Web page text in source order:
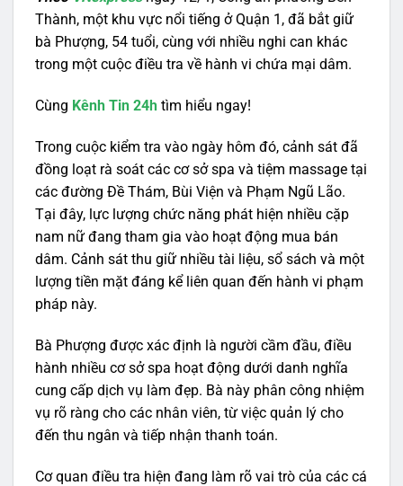
Thành, một khu vực nổi tiếng ở Quận 1, đã bắt giữ
bà Phượng, 54 tuổi, cùng với nhiều nghi can khác
trong một cuộc điều tra về hành vi chứa mại dâm.
Cùng Kênh Tin 24h tìm hiểu ngay!
Trong cuộc kiểm tra vào ngày hôm đó, cảnh sát đã
đồng loạt rà soát các cơ sở spa và tiệm massage tại
các đường Đề Thám, Bùi Viện và Phạm Ngũ Lão.
Tại đây, lực lượng chức năng phát hiện nhiều cặp
nam nữ đang tham gia vào hoạt động mua bán
dâm. Cảnh sát thu giữ nhiều tài liệu, sổ sách và một
lượng tiền mặt đáng kể liên quan đến hành vi phạm
pháp này.
Bà Phượng được xác định là người cầm đầu, điều
hành nhiều cơ sở spa hoạt động dưới danh nghĩa
cung cấp dịch vụ làm đẹp. Bà này phân công nhiệm
vụ rõ ràng cho các nhân viên, từ việc quản lý cho
đến thu ngân và tiếp nhận thanh toán.
Cơ quan điều tra hiện đang làm rõ vai trò của các cá